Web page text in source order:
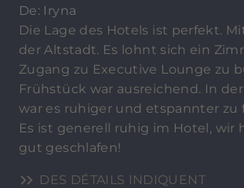
De: Iryna
Die Lage des Hotels ist perfekt.
der Altstadt. Es lohnt sich ein
Zugang zu Executive Lounge zu
Frühstück war ausreichend. In
war es ruhiger und etspannter zu
Es ist generell ruhig im Hotel, wir
gut geschlafen!
DES DÉTAILS INDIQUENT